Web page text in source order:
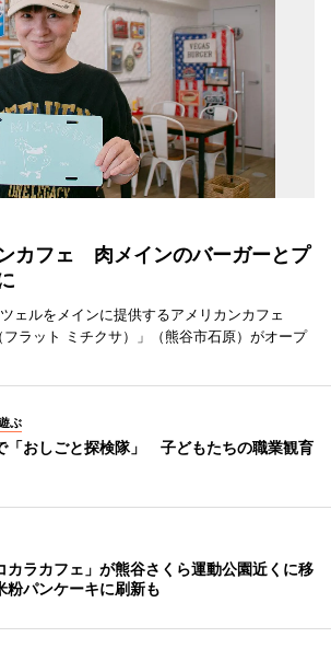
カフェ 肉メインのバーガーとプ
ェルをメインに提供するアメリカンカフェ
フラット ミチクサ）」（熊谷市石原）がオープ
ぶ
「おしごと探検隊」 子どもたちの職業観育
カラカフェ」が熊谷さくら運動公園近くに移
パンケーキに刷新も